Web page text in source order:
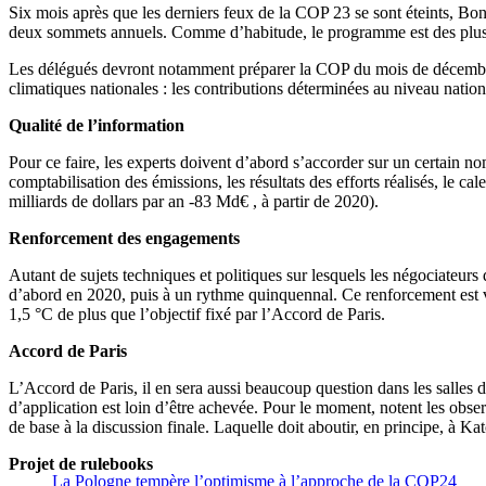
Six mois après que les derniers feux de la COP 23 se sont éteints,
deux sommets annuels. Comme d’habitude, le programme est des
Les délégués devront notamment préparer la COP du mois de
climatiques nationales : les contributions déterminées au niveau
Qualité de l’information
Pour ce faire, les experts doivent d’abord s’accorder sur un certain
comptabilisation des émissions, les résultats des efforts réalisés, le
milliards de dollars par an -83 Md€ , à partir de 2020).
Renforcement des engagements
Autant de sujets techniques et politiques sur lesquels les
d’abord en 2020, puis à un rythme quinquennal. Ce renforcement
1,5 °C de plus que l’objectif fixé par l’Accord de Paris.
Accord de Paris
L’Accord de Paris, il en sera aussi beaucoup question dans les
d’application est loin d’être achevée. Pour le moment, notent les
de base à la discussion finale. Laquelle doit aboutir, en principe, à
La Pologne tempère l’optimisme à l’approche de la COP24
Projet de rulebooks